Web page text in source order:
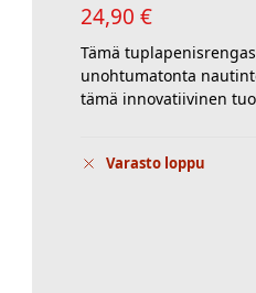
24,90 €
Tämä
unohtumatonta
tämä innovatiivinen
Varasto loppu